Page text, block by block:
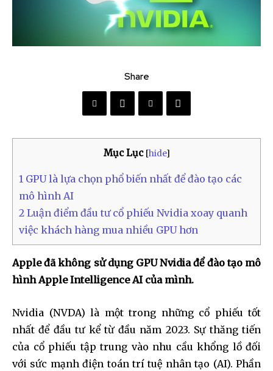
Share
Mục Lục [hide]
1 GPU là lựa chọn phổ biến nhất để đào tạo các
mô hình AI
2 Luận điểm đầu tư cổ phiếu Nvidia xoay quanh
việc khách hàng mua nhiều GPU hơn
Apple đã không sử dụng GPU Nvidia để đào tạo mô
hình Apple Intelligence AI của mình.
Nvidia (NVDA) là một trong những cổ phiếu tốt
nhất để đầu tư kể từ đầu năm 2023. Sự thăng tiến
của cổ phiếu tập trung vào nhu cầu khổng lồ đối
với sức mạnh điện toán trí tuệ nhân tạo (AI). Phần